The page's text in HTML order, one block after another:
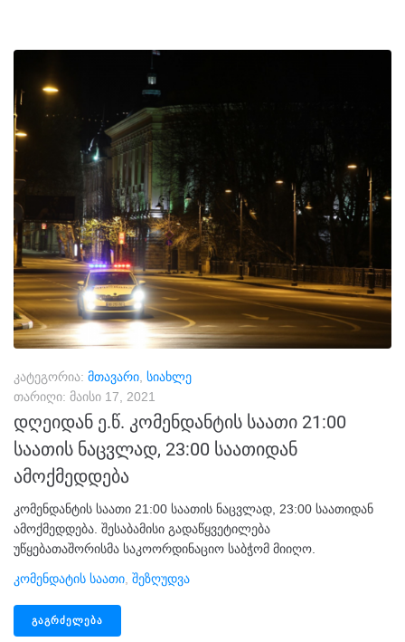
კატეგორია: მთავარი სიახლე
თარიღი: მაისი 17, 2021
დღეიდან ე.წ. კომენდანტის საათი 21:00
საათის ნაცვლად, 23:00 საათიდან
ამოქმედდება
კომენდანტის საათი 21:00 საათის ნაცვლად, 23:00 საათიდან
ამოქმედდება. შესაბამისი გადაწყვეტილება
უწყებათაშორისმა საკოორდინაციო საბჭომ მიიღო.
Კომენდატის Საათი Შეზღუდვა
ᲒᲐᲒᲠᲫᲔᲚᲔᲑᲐ